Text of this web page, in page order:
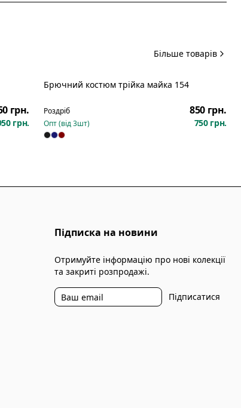
Більше товарів
грн.
грн.
Брючний костюм трійка майка 154
Роздріб 850 грн.
Опт (від3шт) 750 грн.
Підписка на новини
Отримуйте інформацію про нові колекції
та закриті розпродажі.
Підписатися